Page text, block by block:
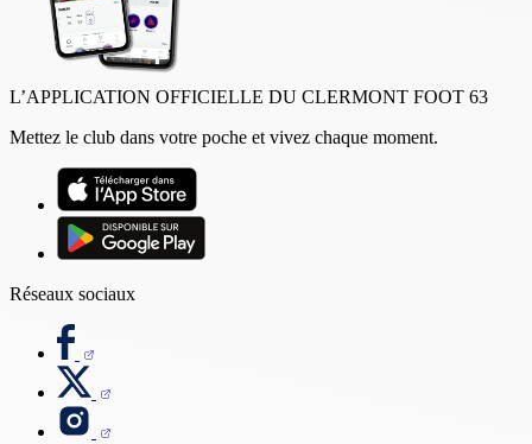
L’APPLICATION OFFICIELLE DU CLERMONT FOOT 63
Mettez le club dans votre poche et vivez chaque moment.
Réseaux sociaux